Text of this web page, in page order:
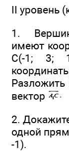
II уровень
1.
имеют
С(-1; 3;
вектор
2.
одной
-1).